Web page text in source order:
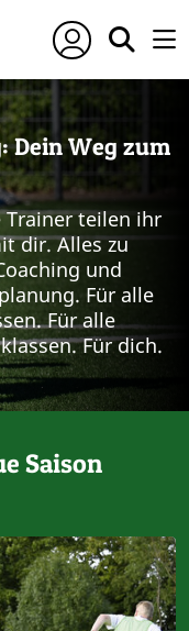
Dein Weg zum
Trainer teilen ihr
dir. Alles zu
und
Für alle
Für alle
Für dich.
Saison